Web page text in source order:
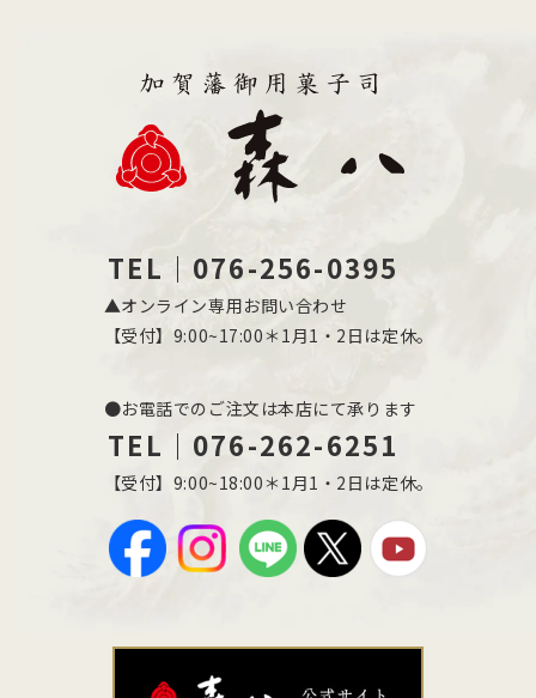
TEL｜076-256-0395
▲オンライン専用お問い合わせ
【受付】9:00~17:00＊1月1・2日は定休。
●お電話でのご注文は本店にて承ります
TEL｜076-262-6251
【受付】9:00~18:00＊1月1・2日は定休。